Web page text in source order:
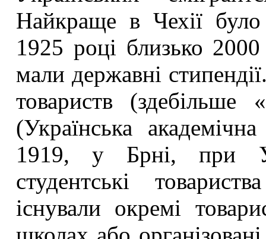
Найкраще в Чехії було
1925 році близько 2000
мали державні
товариств
(Українська
1919, у Брні, при
студентські
існували окремі